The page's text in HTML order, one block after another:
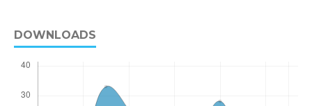
DOWNLOADS